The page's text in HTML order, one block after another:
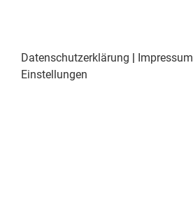
Datenschutzerklärung | Impressum
Einstellungen